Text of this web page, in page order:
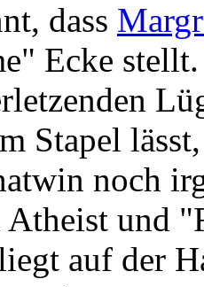
dass
Ecke
Stapel
noch
Atheist und
auf der